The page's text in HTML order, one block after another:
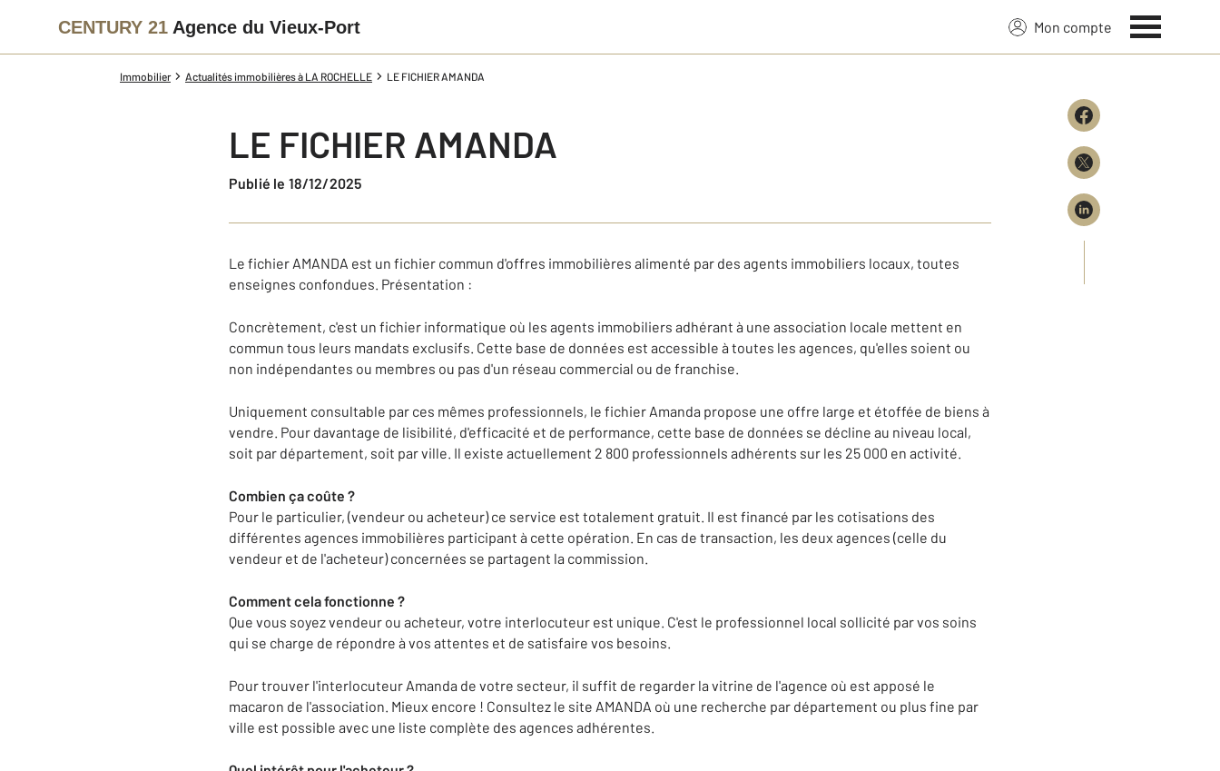
CENTURY 21 Agence du Vieux-Port Mon compte
Immobilier Actualités immobilières à LA ROCHELLE LE FICHIER AMANDA
LE FICHIER AMANDA
Publié le 18/12/2025
Le fichier AMANDA est un fichier commun d'offres immobilières alimenté par des agents immobiliers locaux, toutes
enseignes confondues. Présentation :
Concrètement, c'est un fichier informatique où les agents immobiliers adhérant à une association locale mettent en
commun tous leurs mandats exclusifs. Cette base de données est accessible à toutes les agences, qu'elles soient ou
non indépendantes ou membres ou pas d'un réseau commercial ou de franchise.
Uniquement consultable par ces mêmes professionnels, le fichier Amanda propose une offre large et étoffée de biens à
vendre. Pour davantage de lisibilité, d'efficacité et de performance, cette base de données se décline au niveau local,
soit par département, soit par ville. Il existe actuellement 2 800 professionnels adhérents sur les 25 000 en activité.
Combien ça coûte ?
Pour le particulier, (vendeur ou acheteur) ce service est totalement gratuit. Il est financé par les cotisations des
différentes agences immobilières participant à cette opération. En cas de transaction, les deux agences (celle du
vendeur et de l'acheteur) concernées se partagent la commission.
Comment cela fonctionne ?
Que vous soyez vendeur ou acheteur, votre interlocuteur est unique. C'est le professionnel local sollicité par vos soins
qui se charge de répondre à vos attentes et de satisfaire vos besoins.
Pour trouver l'interlocuteur Amanda de votre secteur, il suffit de regarder la vitrine de l'agence où est apposé le
macaron de l'association. Mieux encore ! Consultez le site AMANDA où une recherche par département ou plus fine par
ville est possible avec une liste complète des agences adhérentes.